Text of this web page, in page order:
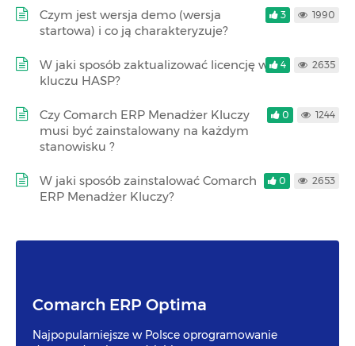
Czym jest wersja demo (wersja
startowa) i co ją charakteryzuje?
3 1990
W jaki sposób zaktualizować licencję w
kluczu HASP?
4 2635
Czy Comarch ERP Menadżer Kluczy
musi być zainstalowany na każdym
stanowisku ?
0 1244
W jaki sposób zainstalować Comarch
ERP Menadżer Kluczy?
0 2653
Comarch ERP Optima
Najpopularniejsze w Polsce oprogramowanie